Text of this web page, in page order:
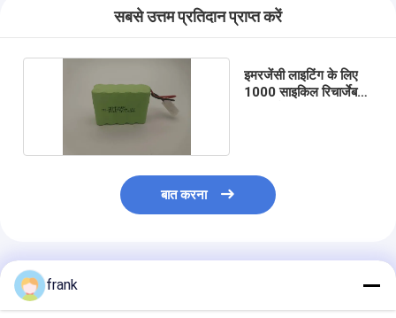
सबसे उत्तम प्रतिदान प्राप्त करें
इमरजेंसी लाइटिंग के लिए
1000 साइकिल रिचार्जेबल
बात करना
अनुशंसित उत्पाद
frank